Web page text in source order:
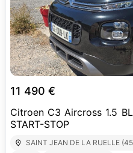
11 490 €
Citroen C3 Aircross 1.5
START-STOP
SAINT JEAN DE LA RUELLE